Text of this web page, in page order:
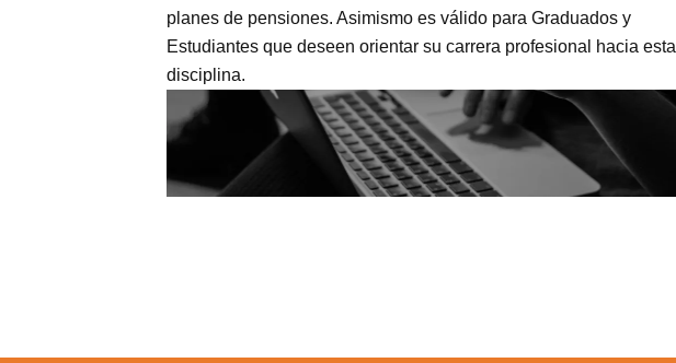
planes de pensiones. Asimismo es válido para Graduados y
Estudiantes que deseen orientar su carrera profesional hacia esta
disciplina.